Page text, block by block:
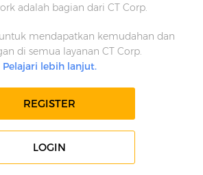
adalah bagian dari CT Corp.
untuk mendapatkan kemudahan dan
di semua layanan CT Corp.
Pelajari lebih lanjut.
REGISTER
LOGIN